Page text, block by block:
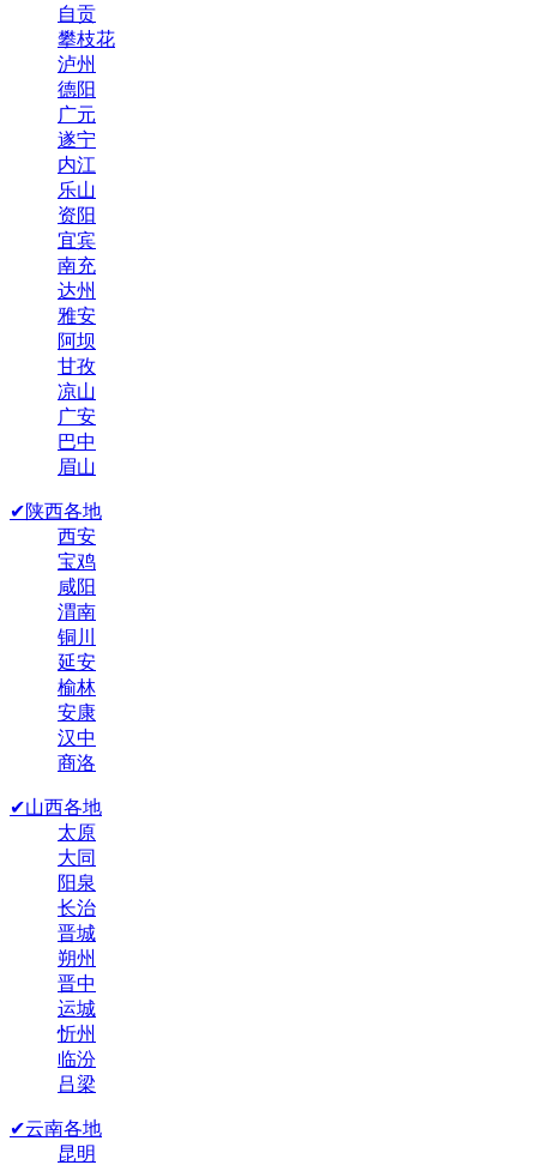
自贡
攀枝花
泸州
德阳
广元
遂宁
内江
乐山
资阳
宜宾
南充
达州
雅安
阿坝
甘孜
凉山
广安
巴中
眉山
✔陕西各地
西安
宝鸡
咸阳
渭南
铜川
延安
榆林
安康
汉中
商洛
✔山西各地
太原
大同
阳泉
长治
晋城
朔州
晋中
运城
忻州
临汾
吕梁
✔云南各地
昆明